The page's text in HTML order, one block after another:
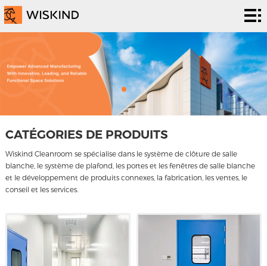
Système
blanche
d’epc
Solutions
propos
de
Nouvelles &
événements
Contactez
CATÉGORIES DE PRODUITS
Wiskind Cleanroom se spécialise dans le système de clôture de salle
blanche, le système de plafond, les portes et les fenêtres de salle blanche
et le développement de produits connexes, la fabrication, les ventes, le
conseil et les services.